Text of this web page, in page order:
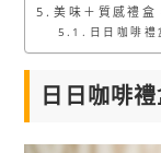
美味＋質感禮盒
日日咖啡
日日咖啡